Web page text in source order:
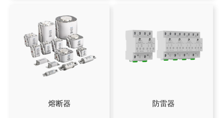
熔断器 防雷器